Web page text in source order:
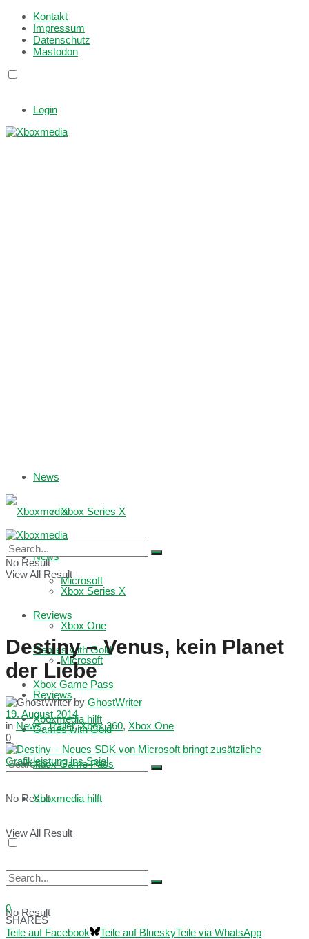
Kontakt
Impressum
Datenschutz
Mastodon
Login
News
Xbox Series X
Microsoft
Reviews
Games with Gold
Xbox Game Pass
Xboxmedia hilft
No Result
View All Result
News
Xbox Series X
Xbox One
Microsoft
Reviews
Games with Gold
Xbox Game Pass
Xboxmedia hilft
No Result
No Result
View All Result
Destiny – Venus, kein Planet
der Liebe
by GhostWriter
19. August 2014
in News,Trailer,Xbox 360, Xbox One
0
0
SHARES
Teile auf Facebook
Teile auf BlueskyTeile via WhatsApp